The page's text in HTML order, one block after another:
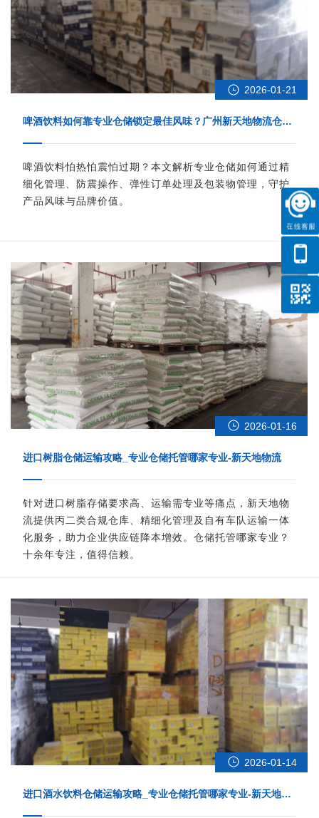
2026-01-21
啤酒饮料如何靠专业仓储锁定最佳风味？广州新天地物流仓储
啤酒饮料怕热怕震怕过期？本文解析专业仓储如何通过精
细化管理、防震操作、弹性订单处理及包装物管理，守护
产品风味与品牌价值。
2026-01-16
进口树脂仓储运输攻略_专业仓储托管哪家专业-新天地物流
针对进口树脂存储要求高、运输需专业等痛点，新天地物
流提供丙二类合规仓库、精细化管理及自有车队运输一体
化服务，助力企业供应链降本增效。仓储托管哪家专业？
十余年专注，值得信赖。
2026-01-14
进口酒水饮料仓储运输攻略_专业仓储托管哪家专业-新天地物